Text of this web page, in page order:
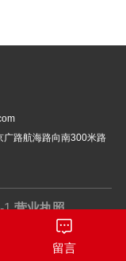
广路航海路向南300米路
1 营业执照
留言